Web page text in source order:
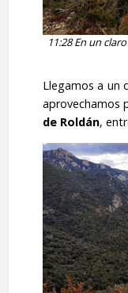
11:28 En un
Llegamos a un
aprovechamos
de Roldán,